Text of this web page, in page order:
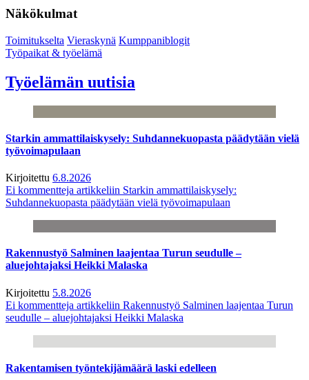
Näkökulmat
Toimitukselta Vieraskynä Kumppaniblogit
Työpaikat & työelämä
Työelämän uutisia
Starkin ammattilaiskysely: Suhdannekuopasta päädytään vielä
työvoimapulaan
Kirjoitettu 6.8.2026
Ei kommentteja artikkeliin Starkin ammattilaiskysely:
Suhdannekuopasta päädytään vielä työvoimapulaan
Rakennustyö Salminen laajentaa Turun seudulle –
aluejohtajaksi Heikki Malaska
Kirjoitettu 5.8.2026
Ei kommentteja artikkeliin Rakennustyö Salminen laajentaa Turun
seudulle – aluejohtajaksi Heikki Malaska
Rakentamisen työntekijämäärä laski edelleen